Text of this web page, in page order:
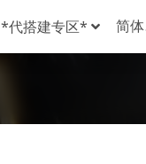
*代搭建专区*